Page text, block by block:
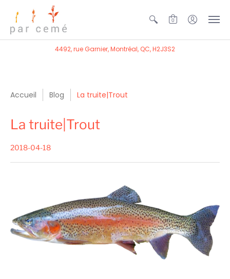
0
4492, rue Garnier, Montréal, QC, H2J3S2
Accueil Blog La truite|Trout
La truite|Trout
2018-04-18